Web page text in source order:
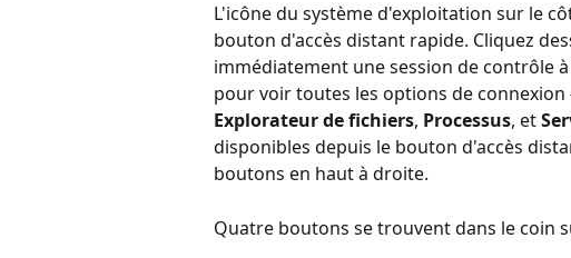
L'icône du système d'exploitation sur le
bouton d'accès distant rapide. Cliquez
immédiatement une session de contrôle
pour voir toutes les options de
Explorateur de fichiers, Processus, et
disponibles depuis le bouton d'accès
boutons en haut à droite.
Quatre boutons se trouvent dans le coin